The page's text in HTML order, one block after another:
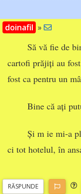
doinafil »
Să vă fie de
cartofi prăjiți au
fost ca pentru un
Bine că ați
Și m ie mi-a
ci tot hotelul, în
RĂSPUNDE